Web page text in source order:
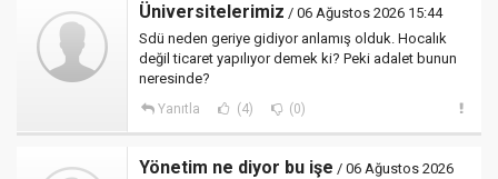
Üniversitelerimiz / 06 Ağustos 2026 15:44
Sdü neden geriye gidiyor anlamış olduk. Hocalık
değil ticaret yapılıyor demek ki? Peki adalet bunun
neresinde?
Yanıtla (4) (0)
Yönetim ne diyor bu işe / 06 Ağustos 2026